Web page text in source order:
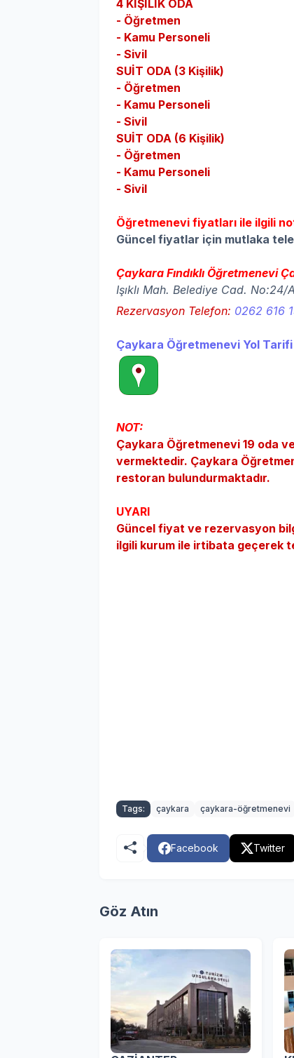
4 KİŞİLİK ODA
- Öğretmen
- Kamu Personeli
- Sivil
SUİT ODA (3 Kişilik)
- Öğretmen
- Kamu Personeli
- Sivil
SUİT ODA (6 Kişilik)
- Öğretmen
- Kamu Personeli
- Sivil
Öğretmenevi fiyatları ile ilgili
Güncel fiyatlar için mutlaka
Çaykara Fındıklı Öğretmenevi
Işıklı Mah. Belediye Cad.
Rezervasyon Telefon: 0262 616
Çaykara Öğretmenevi Yol
NOT:
Çaykara Öğretmenevi 19 oda
vermektedir. Çaykara
restoran bulundurmaktadır.
UYARI
Güncel fiyat ve rezervasyon
ilgili kurum ile irtibata geçerek
Tags: çaykara çaykara-öğretmenevi
Facebook Twitter
Göz Atın